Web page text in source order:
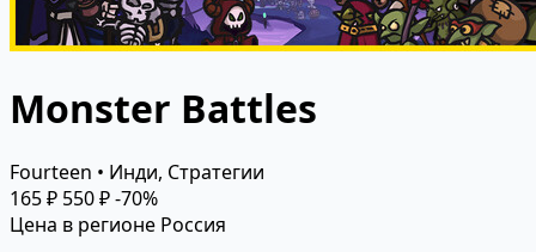
Monster Battles
Fourteen • Инди, Стратегии
165 ₽ 550 ₽-70%
Цена в регионе Россия